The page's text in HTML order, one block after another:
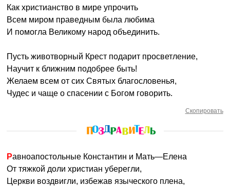
Как христианство в мире упрочить
Всем миром праведным была любима
И помогла Великому народ объединить.
Пусть животворный Крест подарит просветление,
Научит к ближним подобрее быть!
Желаем всем от сих Святых благословенья,
Чудес и чаще о спасении с Богом говорить.
Скопировать
Равноапостольные Константин и Мать—Елена
От тяжкой доли христиан уберегли,
Церкви воздвигли, избежав языческого плена,